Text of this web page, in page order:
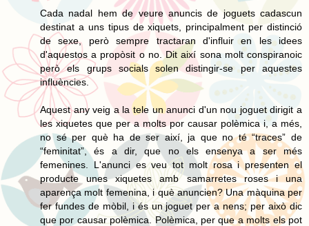
Cada nadal hem de veure anuncis de joguets cadascun
destinat a uns tipus de xiquets, principalment per distinció
de sexe, però sempre tractaran d'influir en les idees
d'aquestos a propòsit o no. Dit així sona molt conspiranoic
però els grups socials solen distingir-se per aquestes
influències.
Aquest any veig a la tele un anunci d'un nou joguet dirigit a
les xiquetes que per a molts por causar polèmica i, a més,
no sé per què ha de ser així, ja que no té “traces” de
“feminitat”, és a dir, que no els ensenya a ser més
femenines. L'anunci es veu tot molt rosa i presenten el
producte unes xiquetes amb samarretes roses i una
aparença molt femenina, i què anuncien? Una màquina per
fer fundes de mòbil, i és un joguet per a nens; per això dic
que por causar polèmica. Polèmica, per que a molts els pot